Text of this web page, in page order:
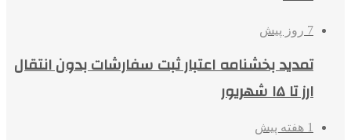
7 روز پیش
تمدید بخشنامه اعتبار ثبت سفارشات بدون انتقال
ارز تا ۱۵ شهریور
1 هفته پیش